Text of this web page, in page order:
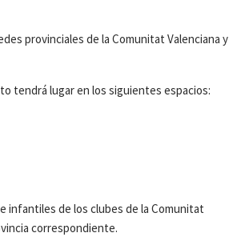
provinciales de la Comunitat Valenciana y
tendrá lugar en los siguientes espacios:
infantiles de los clubes de la Comunitat
correspondiente.